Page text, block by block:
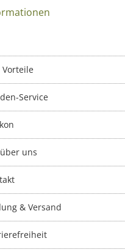
Vorteile
Service
uns
& Versand